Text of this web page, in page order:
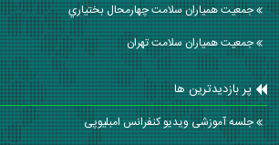
جمعیت همیاران سلامت چهارمحال بختياري
جمعیت همیاران سلامت تهران
پر بازدیدترین ها
جلسه آموزشی ویدیو کنفرانس امبلیوپی